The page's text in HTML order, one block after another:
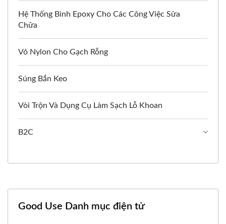
Hệ Thống Bình Epoxy Cho Các Công Việc Sửa
Chữa
Vỏ Nylon Cho Gạch Rỗng
Súng Bắn Keo
Vòi Trộn Và Dụng Cụ Làm Sạch Lỗ Khoan
B2C
Good Use Danh mục điện tử